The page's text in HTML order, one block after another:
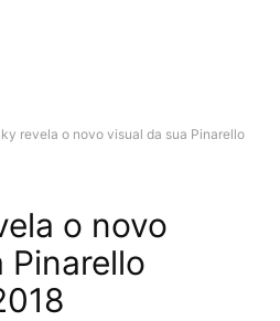
revela o novo visual da sua Pinarello
o novo
Pinarello